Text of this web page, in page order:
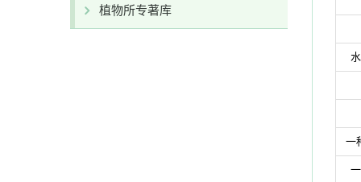
植物所专著库
一